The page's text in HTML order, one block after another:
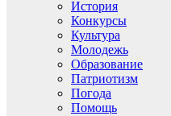
История
Конкурсы
Культура
Молодежь
Образование
Патриотизм
Погода
Помощь